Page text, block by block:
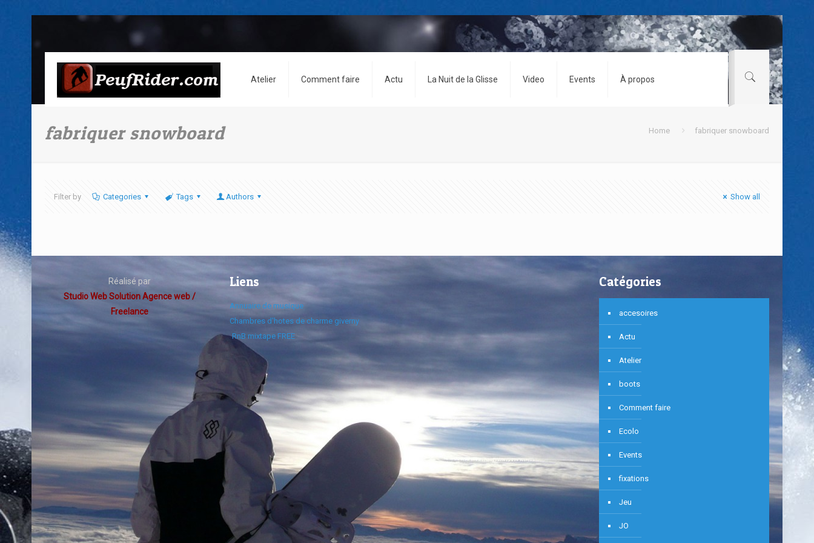
Atelier Comment faire Actu La Nuit de la Glisse Video Events À propos
fabriquer snowboard Home fabriquer snowboard
Filter by Categories Tags Authors Show all
Réalisé par
Studio Web Solution Agence web /
Freelance
Liens
Annuaire de musique
Chambres d'hotes de charme giverny
RnB mixtape FREE
Catégories
accesoires
Actu
Atelier
boots
Comment faire
Ecolo
Events
fixations
Jeu
JO